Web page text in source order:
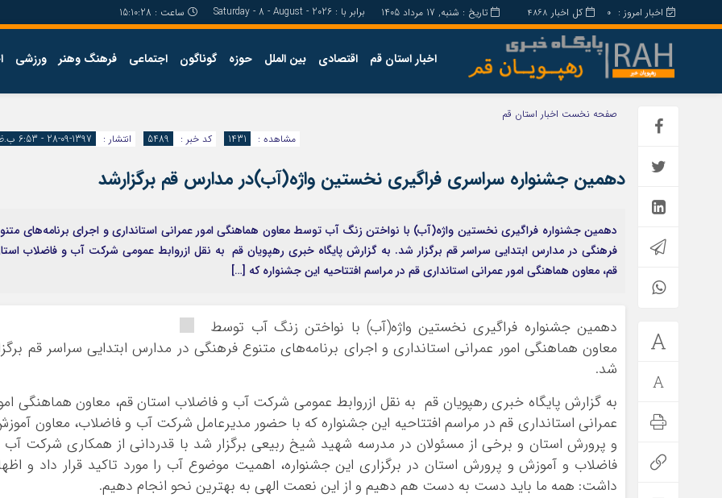
کل اخبار 4868 اخبار امروز : 0 تاریخ : شنبه, 17 مرداد 1405 برابر با : Saturday - 8 - August - 2026 ساعت : 15:10:28
اخبار استان قم اقتصادی بین الملل حوزه گوناگون اجتماعی فرهنگ وهنر ورزشی
صفحه نخست اخبار استان قم
انتشار :
1397-09-28 - 6:53 ب.ظ کد خبر : 5489 مشاهده : 1431
دهمین جشنواره سراسری فراگیری نخستین واژه(آب)در مدارس قم برگزارشد
دهمین جشنواره فراگیری نخستین واژه(آب) با نواختن زنگ آب توسط معاون هماهنگي امور عمراني استانداري و اجرای برنامه‌های
فرهنگی در مدارس ابتدایی سراسر قم برگزار شد. به گزارش پایگاه خبری رهپویان قم به نقل ازروابط عمومی شرکت آب و فاضلاب
قم، معاون هماهنگی امور عمرانی استانداری قم در مراسم افتتاحیه این جشنواره که […]
دهمین جشنواره فراگیری نخستین واژه(آب) با نواختن زنگ آب توسط
معاون هماهنگي امور عمراني استانداري و اجرای برنامه‌های متنوع فرهنگی در مدارس ابتدایی سراسر قم
شد.
به گزارش پایگاه خبری رهپویان قم به نقل ازروابط عمومی شرکت آب و فاضلاب استان قم، معاون هماهنگی
عمرانی استانداری قم در مراسم افتتاحیه این جشنواره که با حضور مدیرعامل شرکت آب و فاضلاب، معاون
و پرورش استان و برخی از مسئولان در مدرسه شهید شیخ ربیعی برگزار شد با قدردانی از همکاری شرکت آب
فاضلاب و آموزش و پرورش استان در برگزاری این جشنواره، اهمیت موضوع آب را مورد تاکید قرار داد و
داشت: همه ما باید دست به دست هم دهیم و از این نعمت الهی به بهترین نحو انجام دهیم.